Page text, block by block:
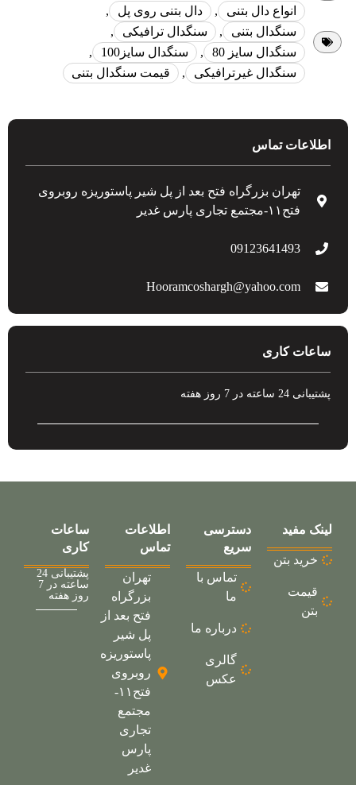
انواع دال بتنی
, دال بتنی روی پل
,
سنگدال بتنی
, سنگدال ترافیکی
,
سنگدال سایز 80
, سنگدال سایز100
,
سنگدال غیرترافیکی
, قیمت سنگدال بتنی
اطلاعات تماس
تهران بزرگراه فتح بعد از پل شیر پاستوریزه روبروی
فتح۱۱-مجتمع تجاری پارس غدیر
09123641493
Hooramcoshargh@yahoo.com
ساعات کاری
پشتیبانی 24 ساعته در 7 روز هفته
لینک مفید
خرید بتن
قیمت
بتن
دسترسی
سریع
تماس با
ما
درباره ما
گالری
عکس
اطلاعات
تماس
تهران
بزرگراه
فتح بعد از
پل شیر
پاستوریزه
روبروی
فتح۱۱-
مجتمع
تجاری
پارس
غدیر
ساعات
کاری
پشتیبانی 24
ساعته در 7
روز هفته